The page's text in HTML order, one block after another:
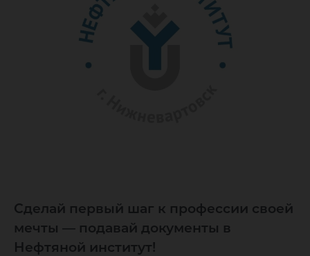
Сделай первый шаг к профессии своей
мечты — подавай документы в
Нефтяной институт!